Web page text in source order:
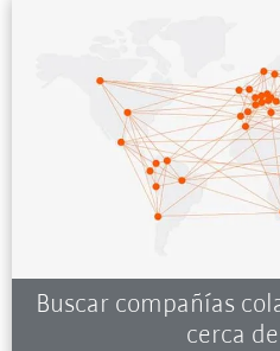
Buscar compañías
cerca